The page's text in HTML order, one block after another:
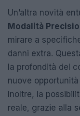
Un’altra novità
Modalità
mirare a
danni extra.
la profondità del
nuove
Inoltre, la
reale, grazie alla